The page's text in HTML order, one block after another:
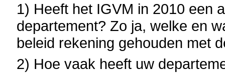
1) Heeft het IGVM in 2010 een
departement? Zo ja, welke en
beleid rekening gehouden met
2) Hoe vaak heeft uw